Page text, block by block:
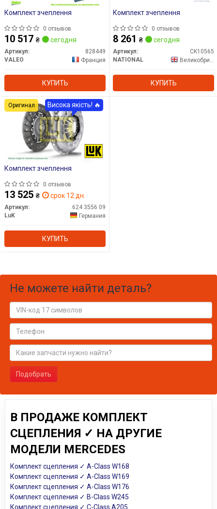
Комплект зчеплення
0 отзывов
10 517 ₴ сегодня
Артикул:
828449
VALEO
Франция
КУПИТЬ
Комплект зчеплення
0 отзывов
8 261 ₴ сегодня
Артикул:
CK10565
NATIONAL
Великобритания
КУПИТЬ
Комплект зчеплення
0 отзывов
13 525 ₴ срок 12 дн.
Артикул:
624 3556 09
LuK
Германия
КУПИТЬ
Висока якість! 🔥
Оригинал
Не можете найти деталь?
Подобрать
В ПРОДАЖЕ КОМПЛЕКТ
СЦЕПЛЕНИЯ ✓ НА ДРУГИЕ
МОДЕЛИ MERCEDES
Комплект сцепления ✓ A-Class W168
Комплект сцепления ✓ A-Class W169
Комплект сцепления ✓ A-Class W176
Комплект сцепления ✓ B-Class W245
Комплект сцепления ✓ C-Class A205